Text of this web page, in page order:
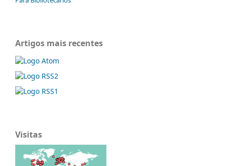
Artigos mais recentes
Visitas